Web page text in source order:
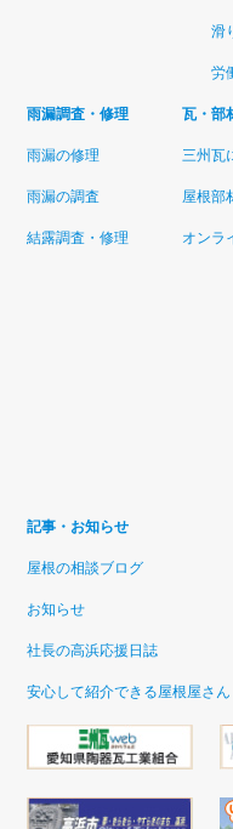
滑
労
雨漏調査・修理
雨漏の修理
雨漏の調査
結露調査・修理
瓦・部
三州瓦
屋根部
オンラ
記事・お知らせ
屋根の相談ブログ
お知らせ
社長の高浜応援日誌
安心して紹介できる屋根屋さん